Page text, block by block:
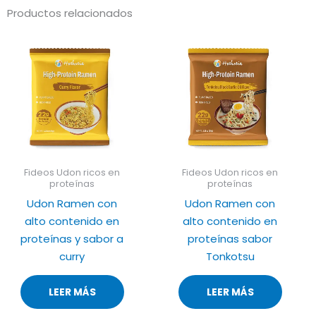
Productos relacionados
Fideos Udon ricos en
proteínas
Udon Ramen con
alto contenido en
proteínas y sabor a
curry
LEER MÁS
Fideos Udon ricos en
proteínas
Udon Ramen con
alto contenido en
proteínas sabor
Tonkotsu
LEER MÁS